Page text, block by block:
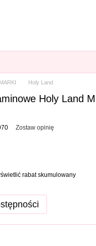
MARKI Holy Land
Holy Land
Zostaw opinię
rabat skumulowany